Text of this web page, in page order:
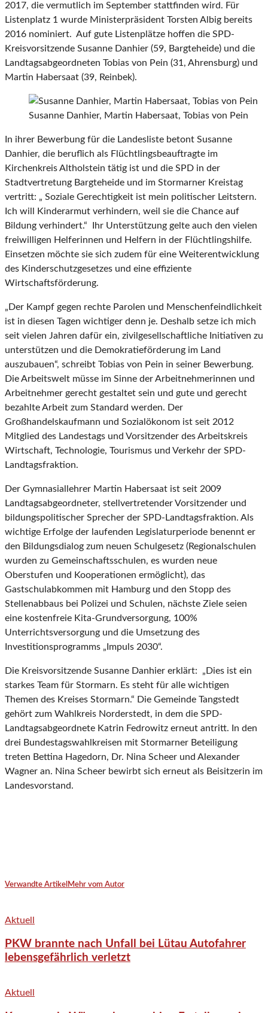
2017, die vermutlich im September stattfinden wird. Für
Listenplatz 1 wurde Ministerpräsident Torsten Albig bereits
2016 nominiert. Auf gute Listenplätze hoffen die SPD-
Kreisvorsitzende Susanne Danhier (59, Bargteheide) und die
Landtagsabgeordneten Tobias von Pein (31, Ahrensburg) und
Martin Habersaat (39, Reinbek).
Susanne Danhier, Martin Habersaat, Tobias von Pein
In ihrer Bewerbung für die Landesliste betont Susanne
Danhier, die beruflich als Flüchtlingsbeauftragte im
Kirchenkreis Altholstein tätig ist und die SPD in der
Stadtvertretung Bargteheide und im Stormarner Kreistag
vertritt: „ Soziale Gerechtigkeit ist mein politischer Leitstern.
Ich will Kinderarmut verhindern, weil sie die Chance auf
Bildung verhindert.“ Ihr Unterstützung gelte auch den vielen
freiwilligen Helferinnen und Helfern in der Flüchtlingshilfe.
Einsetzen möchte sie sich zudem für eine Weiterentwicklung
des Kinderschutzgesetzes und eine effiziente
Wirtschaftsförderung.
„Der Kampf gegen rechte Parolen und Menschenfeindlichkeit
ist in diesen Tagen wichtiger denn je. Deshalb setze ich mich
seit vielen Jahren dafür ein, zivilgesellschaftliche Initiativen zu
unterstützen und die Demokratieförderung im Land
auszubauen“, schreibt Tobias von Pein in seiner Bewerbung.
Die Arbeitswelt müsse im Sinne der Arbeitnehmerinnen und
Arbeitnehmer gerecht gestaltet sein und gute und gerecht
bezahlte Arbeit zum Standard werden. Der
Großhandelskaufmann und Sozialökonom ist seit 2012
Mitglied des Landestags und Vorsitzender des Arbeitskreis
Wirtschaft, Technologie, Tourismus und Verkehr der SPD-
Landtagsfraktion.
Der Gymnasiallehrer Martin Habersaat ist seit 2009
Landtagsabgeordneter, stellvertretender Vorsitzender und
bildungspolitischer Sprecher der SPD-Landtagsfraktion. Als
wichtige Erfolge der laufenden Legislaturperiode benennt er
den Bildungsdialog zum neuen Schulgesetz (Regionalschulen
wurden zu Gemeinschaftsschulen, es wurden neue
Oberstufen und Kooperationen ermöglicht), das
Gastschulabkommen mit Hamburg und den Stopp des
Stellenabbaus bei Polizei und Schulen, nächste Ziele seien
eine kostenfreie Kita-Grundversorgung, 100%
Unterrichtsversorgung und die Umsetzung des
Investitionsprogramms „Impuls 2030“.
Die Kreisvorsitzende Susanne Danhier erklärt: „Dies ist ein
starkes Team für Stormarn. Es steht für alle wichtigen
Themen des Kreises Stormarn.“ Die Gemeinde Tangstedt
gehört zum Wahlkreis Norderstedt, in dem die SPD-
Landtagsabgeordnete Katrin Fedrowitz erneut antritt. In den
drei Bundestagswahlkreisen mit Stormarner Beteiligung
treten Bettina Hagedorn, Dr. Nina Scheer und Alexander
Wagner an. Nina Scheer bewirbt sich erneut als Beisitzerin im
Landesvorstand.
Verwandte Artikel Mehr vom Autor
Aktuell
PKW brannte nach Unfall bei Lütau Autofahrer
lebensgefährlich verletzt
Aktuell